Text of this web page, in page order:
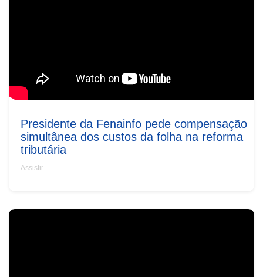
Presidente da Fenainfo pede compensação
simultânea dos custos da folha na reforma
tributária
Assistir